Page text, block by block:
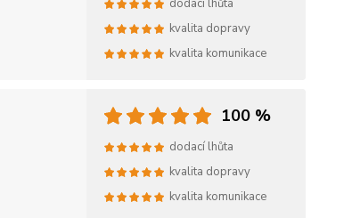
dodací lhůta
kvalita dopravy
kvalita komunikace
100 %
dodací lhůta
kvalita dopravy
kvalita komunikace